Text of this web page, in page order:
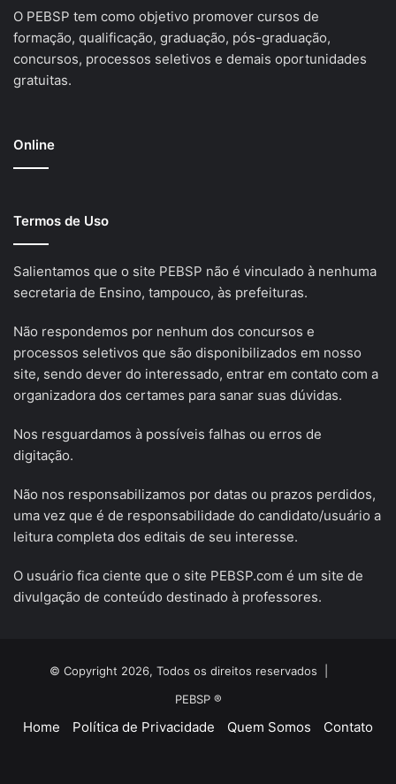
O PEBSP tem como objetivo promover cursos de
formação, qualificação, graduação, pós-graduação,
concursos, processos seletivos e demais oportunidades
gratuitas.
Online
Termos de Uso
Salientamos que o site PEBSP não é vinculado à nenhuma
secretaria de Ensino, tampouco, às prefeituras.
Não respondemos por nenhum dos concursos e
processos seletivos que são disponibilizados em nosso
site, sendo dever do interessado, entrar em contato com a
organizadora dos certames para sanar suas dúvidas.
Nos resguardamos à possíveis falhas ou erros de
digitação.
Não nos responsabilizamos por datas ou prazos perdidos,
uma vez que é de responsabilidade do candidato/usuário a
leitura completa dos editais de seu interesse.
O usuário fica ciente que o site PEBSP.com é um site de
divulgação de conteúdo destinado à professores.
© Copyright 2026, Todos os direitos reservados |
PEBSP ®
Home Política de Privacidade Quem Somos Contato